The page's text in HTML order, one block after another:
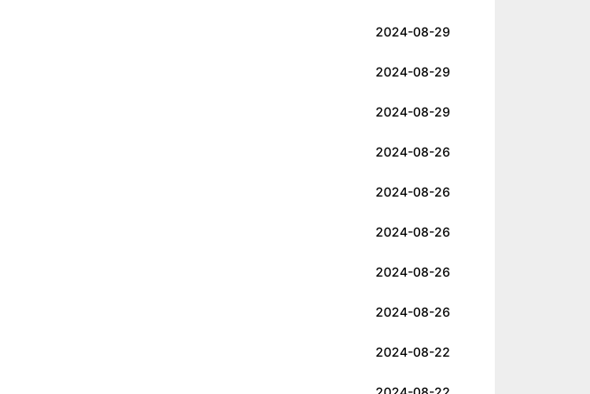
2024-08-29
2024-08-29
2024-08-29
2024-08-26
2024-08-26
2024-08-26
2024-08-26
2024-08-26
2024-08-22